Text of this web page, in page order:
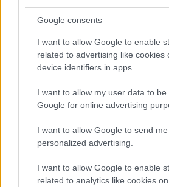
Google consents
I want to allow Google to enable
related to advertising like cookies
device identifiers in apps.
I want to allow my user data to be
Google for online advertising
I want to allow Google to send me
personalized advertising.
I want to allow Google to enable
related to analytics like cookies